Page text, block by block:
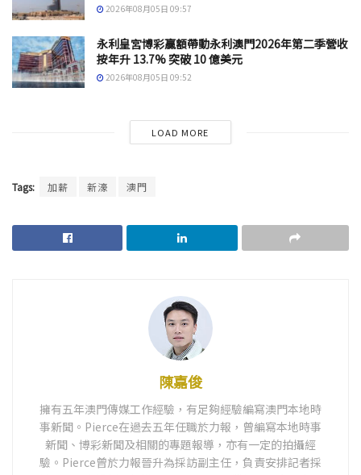
2026年08月05日 09:57
永利皇宮博彩贏額帶動永利澳門2026年第二季營收
按年升 13.7% 突破 10 億美元
2026年08月05日 09:52
LOAD MORE
Tags: 加薪 新濠 澳門
陳嘉俊
擁有五年澳門傳媒工作經驗，有足夠經驗編寫澳門本地時
事新聞。Pierce在過去五年任職於力報，曾編寫本地時事
新聞、博彩新聞及相關的專題報導，亦有一定的拍攝經
驗。Pierce曾於力報晉升為採訪副主任，負責安排記者採